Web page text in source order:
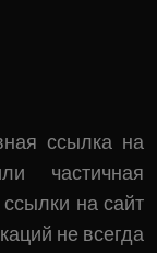
ссылка на
частичная
на сайт
не всегда